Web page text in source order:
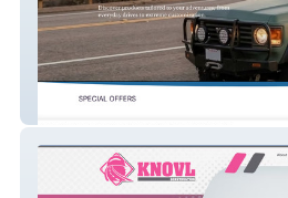
AutoMaximizer.com